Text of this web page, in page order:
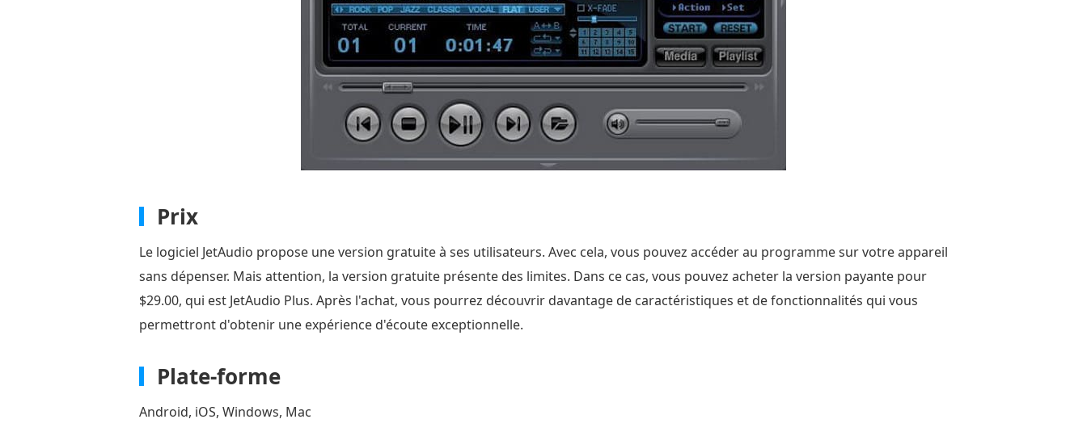
Prix
Le logiciel JetAudio propose une version gratuite à ses utilisateurs. Avec cela, vous pouvez accéder au programme sur votre appareil
sans dépenser. Mais attention, la version gratuite présente des limites. Dans ce cas, vous pouvez acheter la version payante pour
$29.00, qui est JetAudio Plus. Après l'achat, vous pourrez découvrir davantage de caractéristiques et de fonctionnalités qui vous
permettront d'obtenir une expérience d'écoute exceptionnelle.
Plate-forme
Android, iOS, Windows, Mac